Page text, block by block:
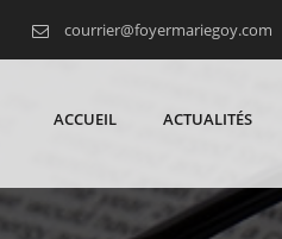
courrier@foyermariegoy.com
ACCUEIL ACTUALITÉS